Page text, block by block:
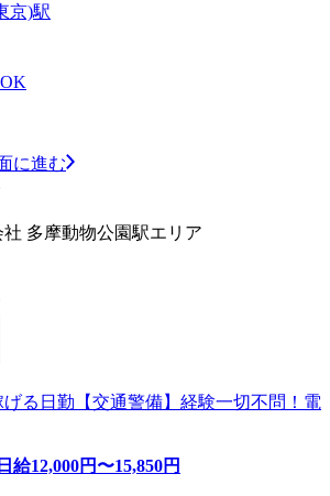
京)駅
に進む
多摩動物公園駅エリア
る日勤【交通警備】経験一切不問！電
日給12,000円〜15,850円